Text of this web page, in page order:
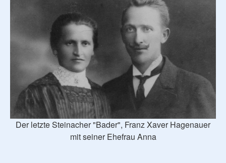
Der letzte Steinacher "Bader", Franz Xaver Hagenauer
mit seiner Ehefrau Anna